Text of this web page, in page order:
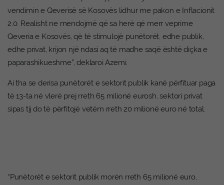
vendimin e Qeverisë së Kosovës lidhur me pakon e Inflacionit
2.0. Realisht ne mendojmë që sa herë që merr veprime
Qeveria e Kosovës, që të stimulojë punëtorët, edhe publik,
edhe privat, krijon një ndasi aq të madhe saqë është diçka e
paparashikueshme”, deklaroi Azemi.
Ai tha se derisa punëtorët e sektorit publik kanë përfituar paga
të 13-ta në vlerë prej rreth 65 milionë eurosh, sektori privat
sipas tij do të përfitojë vetëm rreth 20 milionë euro në total.
“Punëtorët e sektorit publik morën rreth 65 milionë euro,